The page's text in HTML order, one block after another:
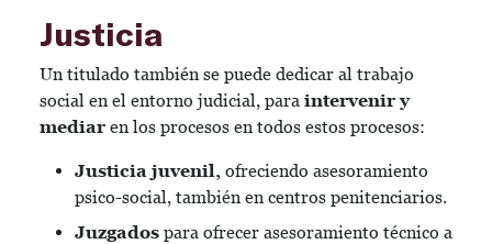
Justicia
Un titulado también se puede dedicar al trabajo
social en el entorno judicial, para intervenir y
mediar en los procesos en todos estos procesos:
Justicia juvenil, ofreciendo asesoramiento
psico-social, también en centros penitenciarios.
Juzgados para ofrecer asesoramiento técnico a